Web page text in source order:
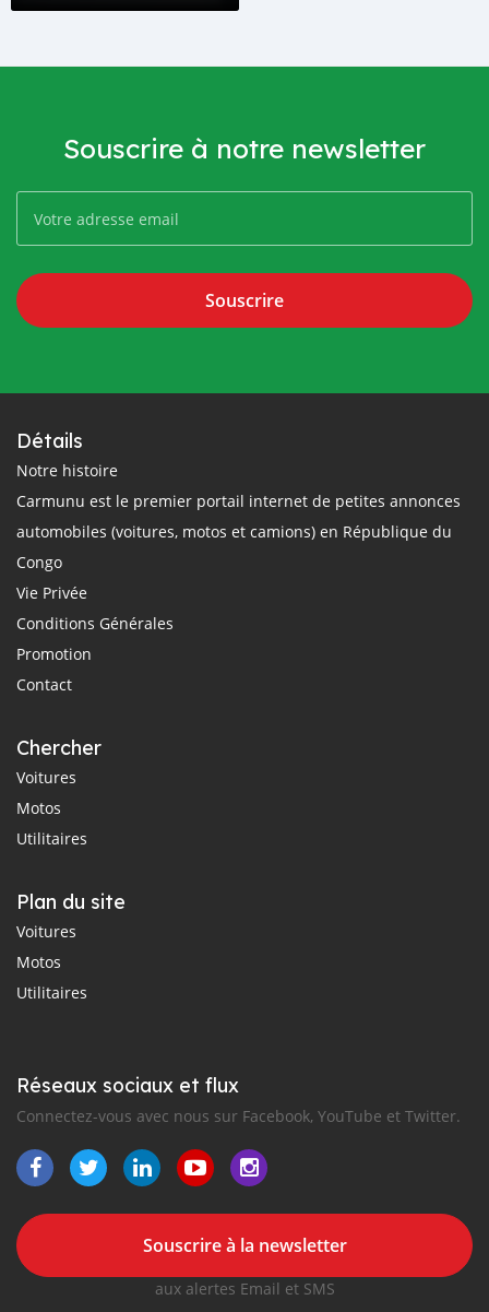
durée de vie des batteries
Souscrire à notre newsletter
Souscrire
Détails
Notre histoire
Carmunu est le premier portail internet de petites annonces
automobiles (voitures, motos et camions) en République du
Congo
Vie Privée
Conditions Générales
Promotion
Contact
Chercher
Voitures
Motos
Utilitaires
Plan du site
Voitures
Motos
Utilitaires
Réseaux sociaux et flux
Connectez-vous avec nous sur Facebook, YouTube et Twitter.
Souscrire à la newsletter
aux alertes Email et SMS